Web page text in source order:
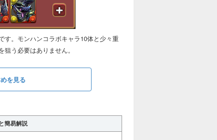
す。モンハンコラボキャラ10体と少々重
う必要はありません。
を見る
簡易解説